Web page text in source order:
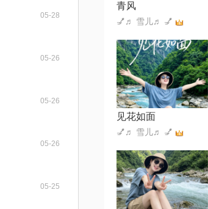
05-28
05-26
05-26
05-26
05-25
青风
💅♬ 雪儿♬ 💅
见花如面
💅♬ 雪儿♬ 💅